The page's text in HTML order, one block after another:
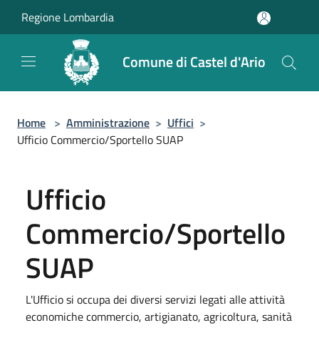
Regione Lombardia
Comune di Castel d'Ario
Home > Amministrazione > Uffici >
Ufficio Commercio/Sportello SUAP
Ufficio
Commercio/Sportello
SUAP
L'Ufficio si occupa dei diversi servizi legati alle attività
economiche commercio, artigianato, agricoltura, sanità